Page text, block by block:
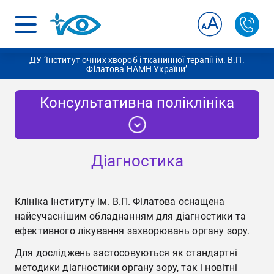
ДУ ‘Інститут очних хвороб і тканинної терапії ім. В.П.
Філатова НАМН України’
Консультативна поліклініка
Про поліклініку
Діагностика
Клініка Інституту ім. В.П. Філатова оснащена
найсучаснішим обладнанням для діагностики та
ефективного лікування захворювань органу зору.
Для досліджень застосовуються як стандартні
методики діагностики органу зору, так і новітні